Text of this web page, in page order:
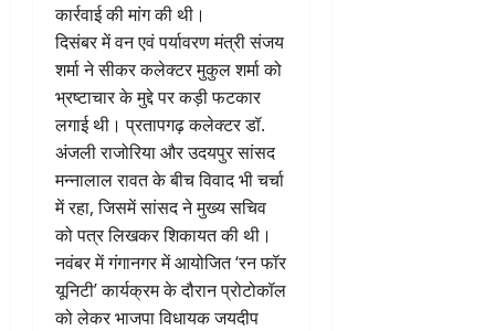
कार्रवाई की मांग की थी।
दिसंबर में वन एवं पर्यावरण मंत्री संजय
शर्मा ने सीकर कलेक्टर मुकुल शर्मा को
भ्रष्टाचार के मुद्दे पर कड़ी फटकार
लगाई थी। प्रतापगढ़ कलेक्टर डॉ.
अंजली राजोरिया और उदयपुर सांसद
मन्नालाल रावत के बीच विवाद भी चर्चा
में रहा, जिसमें सांसद ने मुख्य सचिव
को पत्र लिखकर शिकायत की थी।
नवंबर में गंगानगर में आयोजित ‘रन फॉर
यूनिटी’ कार्यक्रम के दौरान प्रोटोकॉल
को लेकर भाजपा विधायक जयदीप